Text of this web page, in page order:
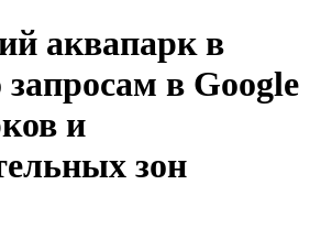
аквапарк в
в Google
и
зон